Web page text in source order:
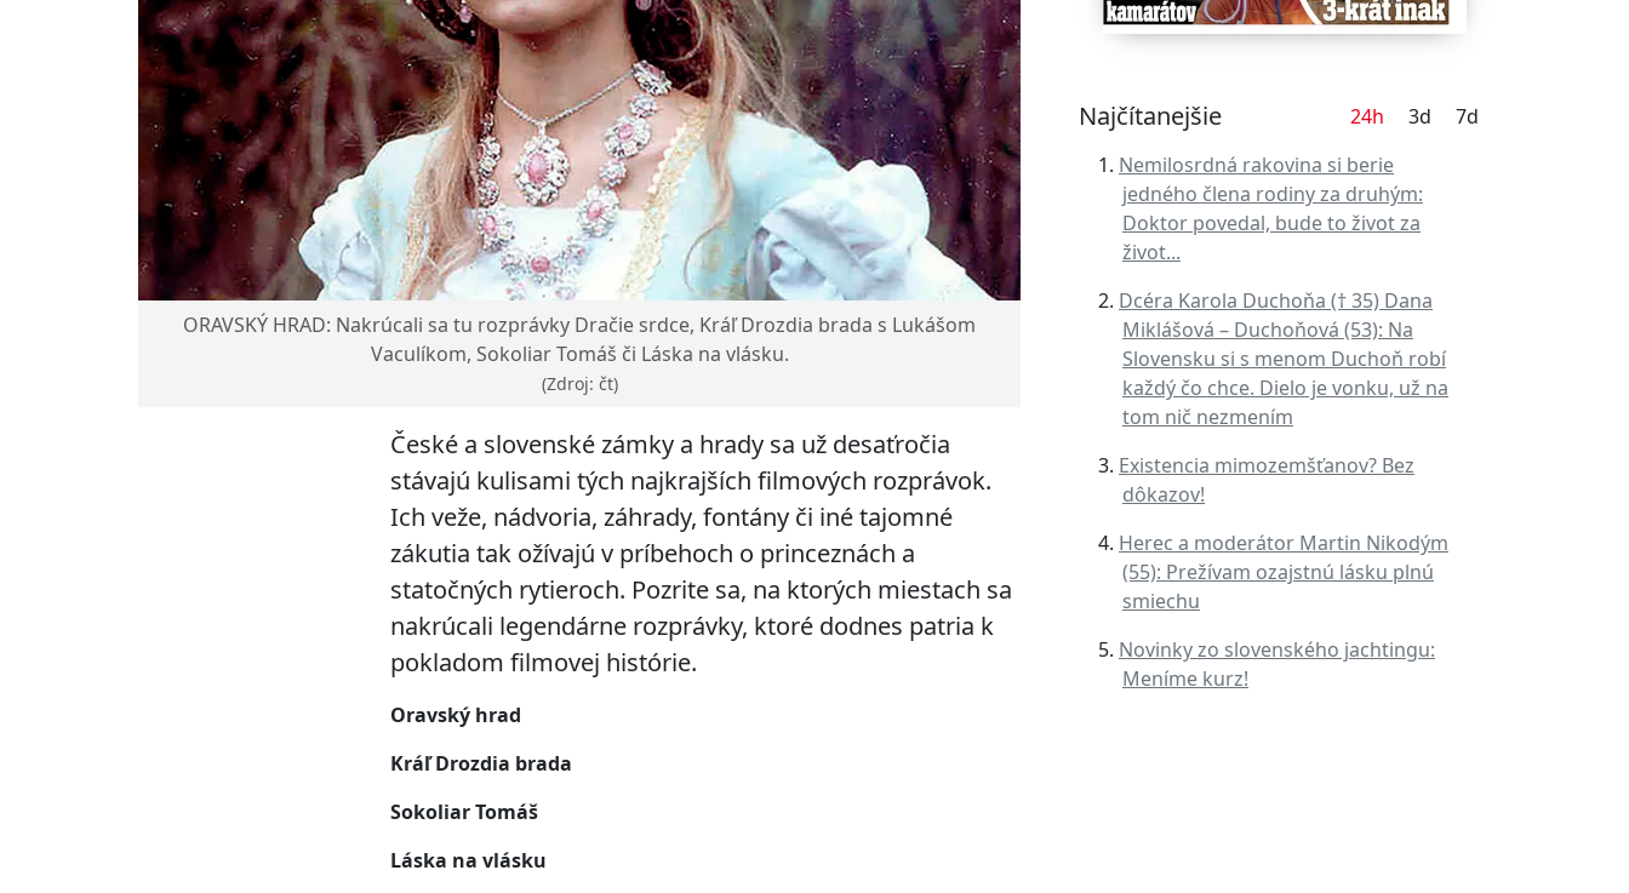
ORAVSKÝ HRAD: Nakrúcali sa tu rozprávky Dračie srdce, Kráľ Drozdia brada s Lukášom
Vaculíkom, Sokoliar Tomáš či Láska na vlásku.
(Zdroj: čt)
České a slovenské zámky a hrady sa už desaťročia
stávajú kulisami tých najkrajších filmových rozprávok.
Ich veže, nádvoria, záhrady, fontány či iné tajomné
zákutia tak ožívajú v príbehoch o princeznách a
statočných rytieroch. Pozrite sa, na ktorých miestach sa
nakrúcali legendárne rozprávky, ktoré dodnes patria k
pokladom filmovej histórie.
Oravský hrad
Kráľ Drozdia brada
Sokoliar Tomáš
Láska na vlásku
Najčítanejšie 24h 3d
7d
Nemilosrdná rakovina si berie
jedného člena rodiny za druhým:
Doktor povedal, bude to život za
život...
Dcéra Karola Duchoňa († 35) Dana
Miklášová – Duchoňová (53): Na
Slovensku si s menom Duchoň robí
každý čo chce. Dielo je vonku, už na
tom nič nezmením
Existencia mimozemšťanov? Bez
dôkazov!
Herec a moderátor Martin Nikodým
(55): Prežívam ozajstnú lásku plnú
smiechu
Novinky zo slovenského jachtingu:
Meníme kurz!